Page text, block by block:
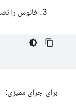
فانوس را
برای اجرای ممیزی: